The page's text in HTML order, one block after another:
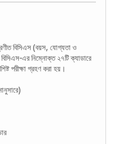
বিসিএস (বয়স, যোগ্যতা ও
বিসিএস-এর নিম্নোক্ত ২৭টি ক্যাডারে
পরীক্ষা গ্রহণ করা হয়।